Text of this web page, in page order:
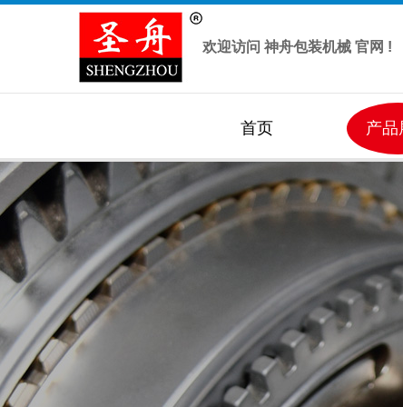
欢迎访问 神舟包装机械 官网 !
首页 产品